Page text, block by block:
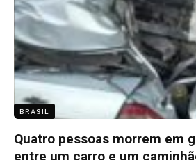
BRASIL
Quatro pessoas morrem em
entre um carro e um